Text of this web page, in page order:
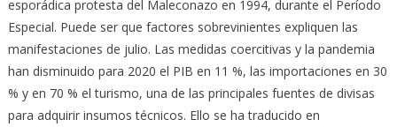
esporádica protesta del Maleconazo en 1994, durante el Período
Especial. Puede ser que factores sobrevinientes expliquen las
manifestaciones de julio. Las medidas coercitivas y la pandemia
han disminuido para 2020 el PIB en 11 %, las importaciones en 30
% y en 70 % el turismo, una de las principales fuentes de divisas
para adquirir insumos técnicos. Ello se ha traducido en